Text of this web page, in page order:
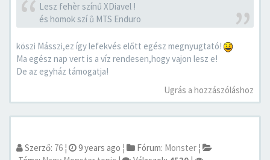
Lesz fehèr színű XDiavel !
és homok szí ů MTS Enduro
köszi Másszi,ez így lefekvés előtt egész megnyugtató!
Ma egész nap vert is a víz rendesen,hogy vajon lesz e!
De az egyház támogatja!
Ugrás a hozzászóláshoz
Szerző: 76 ¦ 9 years ago ¦ Fórum: Monster ¦